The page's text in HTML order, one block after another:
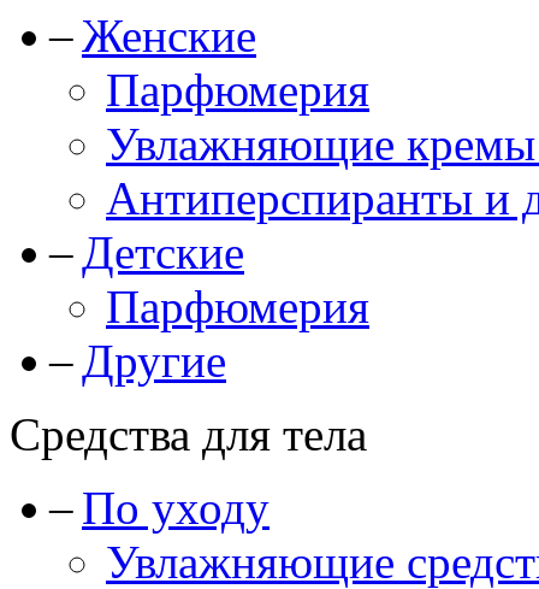
Женские
Парфюмерия
Увлажняющие кремы
Антиперспиранты и
Детские
Парфюмерия
Другие
Средства для тела
По уходу
Увлажняющие